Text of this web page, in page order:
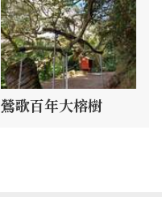
鶯歌百年大榕樹